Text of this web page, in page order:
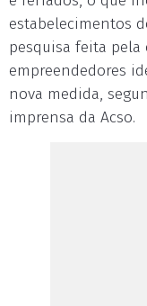
estabelecimentos
pesquisa feita pela
empreendedores
nova medida,
imprensa da Acso.